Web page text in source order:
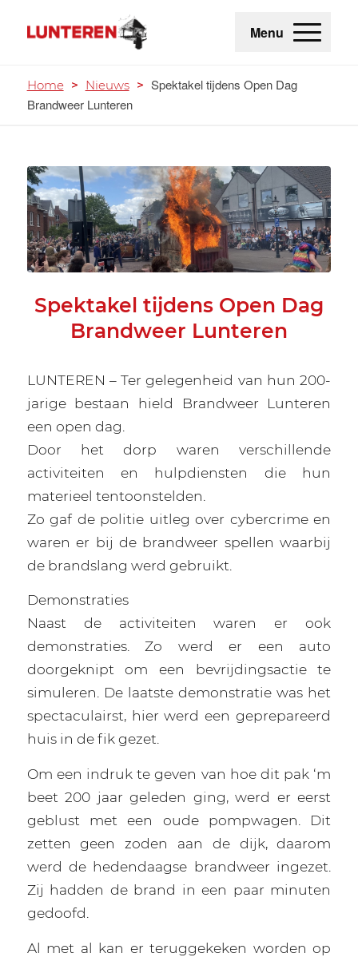
Menu
Home > Nieuws > Spektakel tijdens Open Dag
Brandweer Lunteren
Spektakel tijdens Open Dag
Brandweer Lunteren
LUNTEREN – Ter gelegenheid van hun 200-
jarige bestaan hield Brandweer Lunteren
een open dag.
Door het dorp waren verschillende
activiteiten en hulpdiensten die hun
materieel tentoonstelden.
Zo gaf de politie uitleg over cybercrime en
waren er bij de brandweer spellen waarbij
de brandslang werd gebruikt.
Demonstraties
Naast de activiteiten waren er ook
demonstraties. Zo werd er een auto
doorgeknipt om een bevrijdingsactie te
simuleren. De laatste demonstratie was het
spectaculairst, hier werd een geprepareerd
huis in de fik gezet.
Om een indruk te geven van hoe dit pak ‘m
beet 200 jaar geleden ging, werd er eerst
geblust met een oude pompwagen. Dit
zetten geen zoden aan de dijk, daarom
werd de hedendaagse brandweer ingezet.
Zij hadden de brand in een paar minuten
gedoofd.
Al met al kan er teruggekeken worden op